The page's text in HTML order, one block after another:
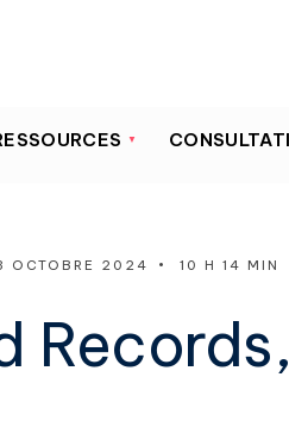
OCTOBRE 2024 • 10 H 14 MIN